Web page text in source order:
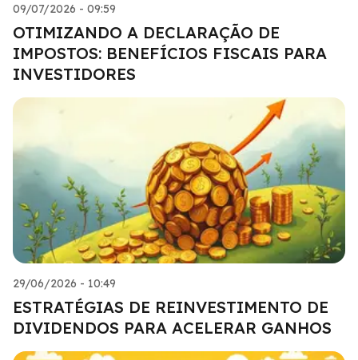
09/07/2026 - 09:59
OTIMIZANDO A DECLARAÇÃO DE
IMPOSTOS: BENEFÍCIOS FISCAIS PARA
INVESTIDORES
29/06/2026 - 10:49
ESTRATÉGIAS DE REINVESTIMENTO DE
DIVIDENDOS PARA ACELERAR GANHOS